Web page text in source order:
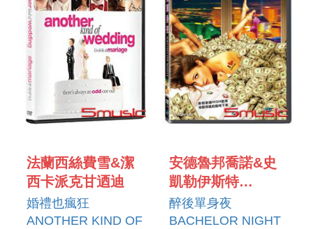
法蘭西絲費雪&潔
西卡派克甘迺迪
婚禮也瘋狂
ANOTHER KIND OF
安德魯邦喬諾&史
凱勒伊斯特
ANDREW
BONGIORNO &
醉後單身夜
BACHELOR NIGHT